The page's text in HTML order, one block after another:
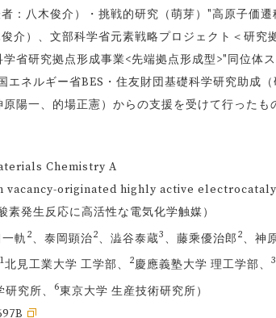
：八木俊介）・挑戦的研究（萌芽）"高原子価
介）、文部科学省元素戦略プロジェクト＜研究
省研究拠点形成事業<先端拠点形成型>"同位体
エネルギー省BES・住友財団基礎科学研究助成
陽一、的場正憲）からの支援を受けて行ったも
Chemistry A
vacancy-originated highly active
素発生反応に高活性な電気化学触媒）
軌2、泰岡顕治2、澁谷泰蔵3 、藤乘優治郎 2、神
1北見工業大学 工学部、 2慶應義塾大学 理工学部、 3
究所、 6東京大学 生産技術研究所）